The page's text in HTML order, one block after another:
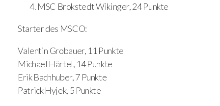
MSC Brokstedt Wikinger, 24 Punkte
Starter des MSCO:
Valentin Grobauer, 11 Punkte
Michael Härtel, 14 Punkte
Erik Bachhuber, 7 Punkte
Patrick Hyjek, 5 Punkte